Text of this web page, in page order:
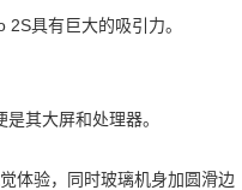
具有巨大的吸引力。
其大屏和处理器。
体验，同时玻璃机身加圆滑边